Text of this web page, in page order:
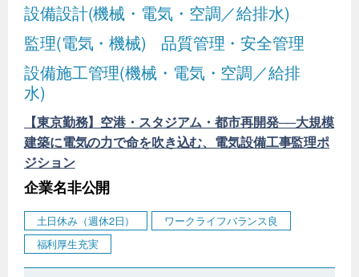
設備設計(機械・電気・空調／給排水)
監理(電気・機械)
品質管理・安全管理
設備施工管理(機械・電気・空調／給排
水)
【東京勤務】空港・スタジアム・都市再開発──大規模
建築に電気の力で命を吹き込む、電気設備工事監理ポ
ジション
企業名非公開
土日休み（週休2日）
ワークライフバランス良
福利厚生充実